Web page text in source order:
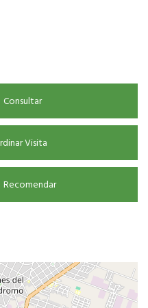
Consultar
Visita
Recomendar